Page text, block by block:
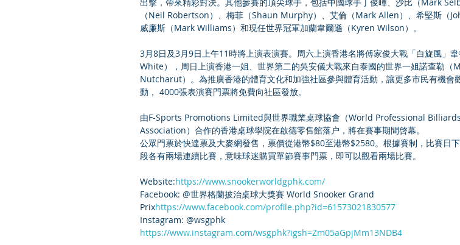
（Neil Robertson）、梅菲（Shaun Murphy）、艾倫（Mark Allen）、希堅斯（
威廉斯（Mark Williams）和現任世界冠軍加蘭韋爾遜（Kyren Wilson）。
3月8日及3月9日上午11時將上演表演賽。周六上演香港名將傅家俊大戰「白旋風」
White），周日上演香港一姐、世界第二的吳安儀大戰來自泰國的世界一姐諾查勒（
Nutcharut）。為推廣香港的體育文化和加強社區參與體育活動，讓更多市民有機會
動， 4000張表演賽門票將免費向社區發放。
由F-Sports Promotions Limited與世界職業桌球協會（World Professional
Association）合作的香港桌球學院在啟德零售館落户，將在賽事期間啓幕。
公眾門票於快達票及大麥網發售，票價從港幣$80至港幣$2580。根據賽制，比賽日
段各有兩場連續比賽，意味球迷購買單節賽事門票，即可以觀看兩場比賽。
Website:https://www.snookerworldgphk.com/
Facebook: @世界格蘭披治桌球大獎賽 World Snooker Grand
Prixhttps://www.facebook.com/profile.php?id=61573021830577
Instagram: @wsgphk
https://www.instagram.com/wsgphk?igsh=Zm05aGpjMm13NDB4